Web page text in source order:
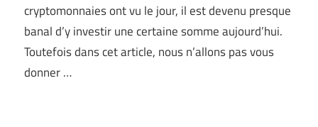
cryptomonnaies ont vu le jour, il est devenu presque
banal d’y investir une certaine somme aujourd’hui.
Toutefois dans cet article, nous n’allons pas vous
donner …